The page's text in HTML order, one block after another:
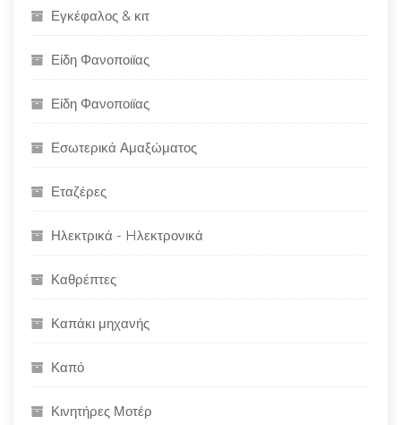
Εγκέφαλος & κιτ
Είδη Φανοποιϊας
Είδη Φανοποιϊας
Εσωτερικά Αμαξώματος
Εταζέρες
Ηλεκτρικά - Hλεκτρονικά
Καθρέπτες
Καπάκι μηχανής
Καπό
Κινητήρες Μοτέρ